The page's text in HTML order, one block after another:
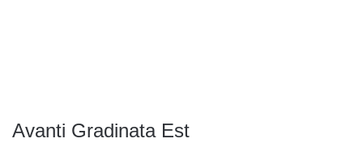
Avanti Gradinata Est